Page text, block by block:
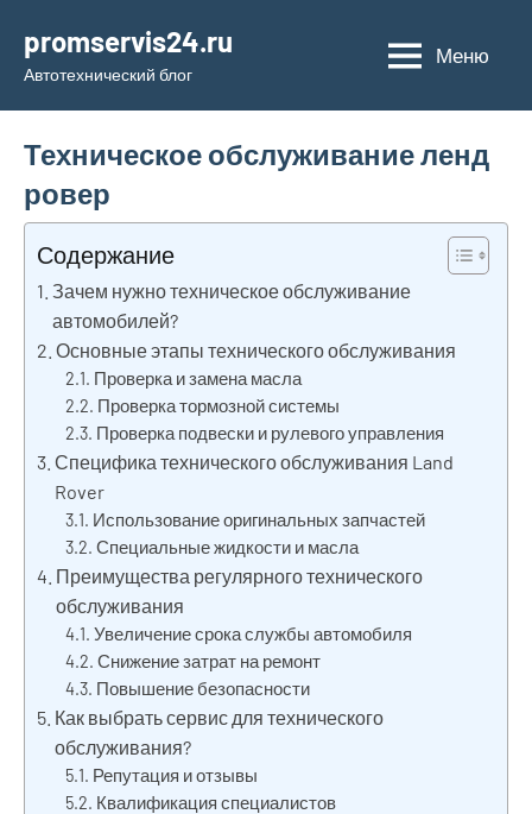
содержимому
promservis24.ru
Автотехнический блог
Меню
Техническое обслуживание ленд
ровер
Содержание
Зачем нужно техническое обслуживание
автомобилей?
Основные этапы технического обслуживания
Проверка и замена масла
Проверка тормозной системы
Проверка подвески и рулевого управления
Специфика технического обслуживания Land
Rover
Использование оригинальных запчастей
Специальные жидкости и масла
Преимущества регулярного технического
обслуживания
Увеличение срока службы автомобиля
Снижение затрат на ремонт
Повышение безопасности
Как выбрать сервис для технического
обслуживания?
Репутация и отзывы
Квалификация специалистов